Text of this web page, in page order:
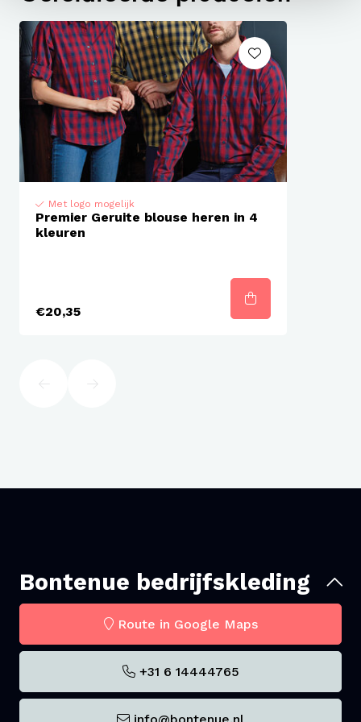
Met logo mogelijk
Premier Geruite blouse heren in 4
kleuren
€20,35
Bontenue bedrijfskleding
Route in Google Maps
+31 6 14444765